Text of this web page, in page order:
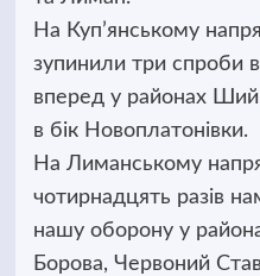
На Куп’янському
зупинили три спроби
вперед у районах
в бік Новоплатонівки.
На Лиманському
чотирнадцять разів
нашу оборону у
Борова, Червоний